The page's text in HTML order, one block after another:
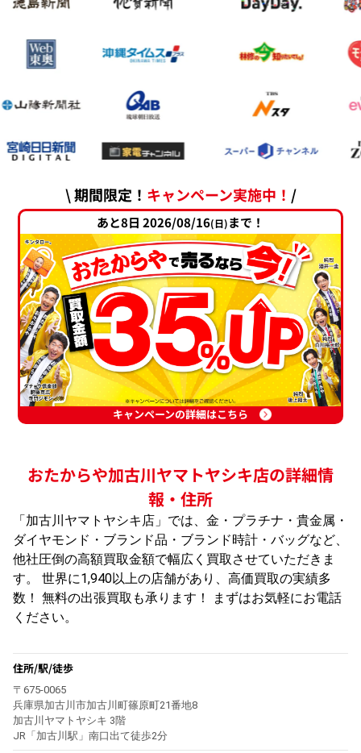
\ 期間限定！ キャンペーン実施中！ /
あと8日 2026/08/16(日)まで！
キャンペーンの詳細はこちら
おたからや加古川ヤマトヤシキ店の詳細情
報・住所
「加古川ヤマトヤシキ店」では、金・プラチナ・貴金属・
ダイヤモンド・ブランド品・ブランド時計・バッグなど、
他社圧倒の高額買取金額で幅広く買取させていただきま
す。 世界に1,940以上の店舗があり、高価買取の実績多
数！ 無料の出張買取も承ります！ まずはお気軽にお電話
ください。
住所/駅/徒歩
〒675-0065
兵庫県加古川市加古川町篠原町21番地8
加古川ヤマトヤシキ 3階
JR「加古川駅」南口出て徒歩2分